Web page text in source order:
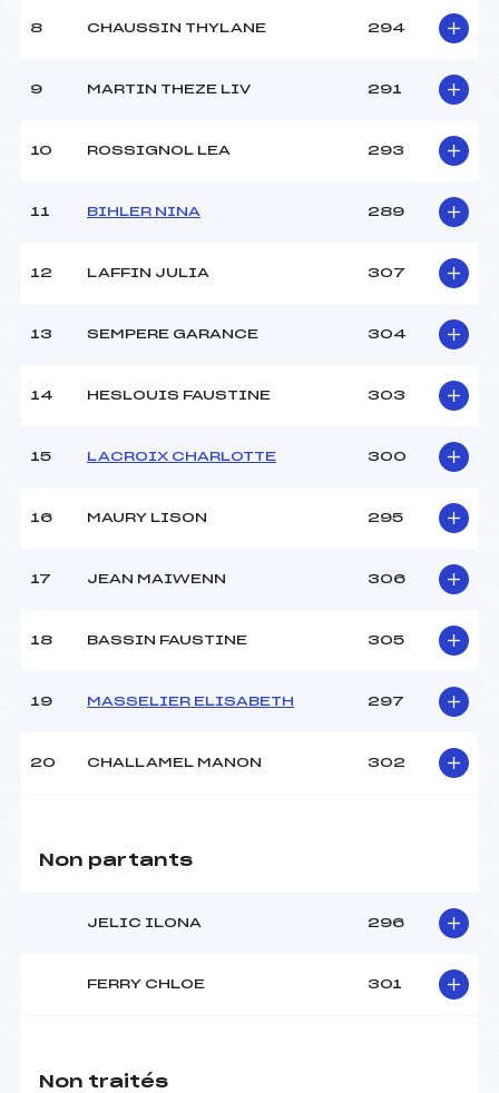
8 CHAUSSIN THYLANE 294
9 MARTIN THEZE LIV 291
10 ROSSIGNOL LEA 293
11 BIHLER NINA 289
12 LAFFIN JULIA 307
13 SEMPERE GARANCE 304
14 HESLOUIS FAUSTINE 303
15 LACROIX CHARLOTTE 300
16 MAURY LISON 295
17 JEAN MAIWENN 306
18 BASSIN FAUSTINE 305
19 MASSELIER ELISABETH 297
20 CHALLAMEL MANON 302
Non partants
JELIC ILONA 296
FERRY CHLOE 301
Non traités